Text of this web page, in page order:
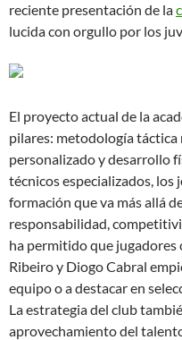
reciente presentación de la
lucida con orgullo por los
El proyecto actual de la
pilares: metodología
personalizado y desarrollo
técnicos especializados,
formación que va más allá
responsabilidad,
ha permitido que
Ribeiro y Diogo Cabral
equipo o a destacar en
La estrategia del club
aprovechamiento del